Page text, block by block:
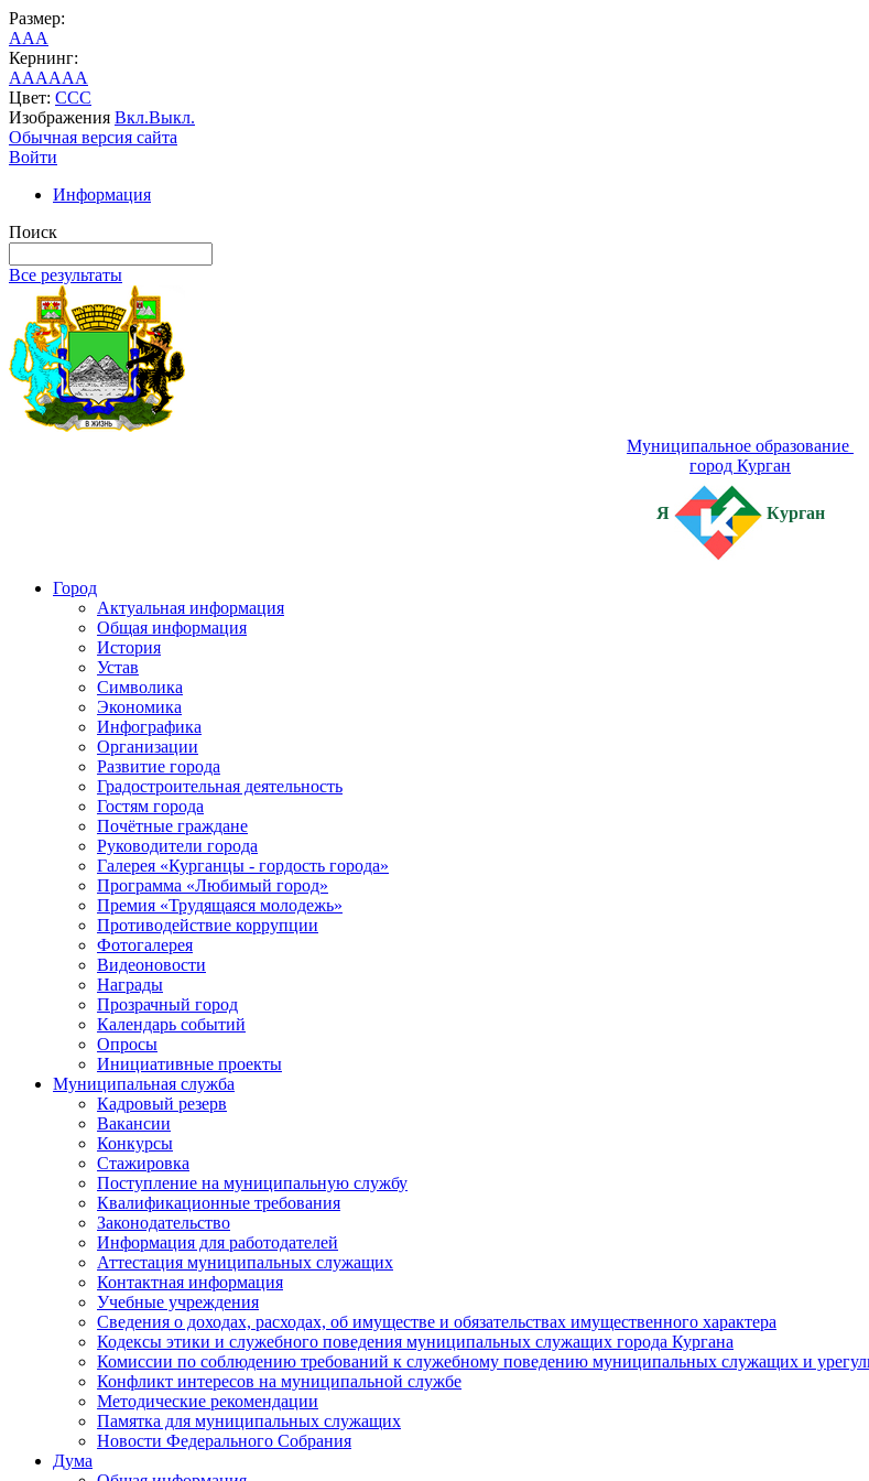
Размер:
AAA
Кернинг:
AAAAAA
Цвет: CCC
Изображения Вкл.Выкл.
Обычная версия сайта
Войти
Информация
Поиск
Все результаты
Муниципальное образование
город Курган
Я Курган
Город
Актуальная информация
Общая информация
История
Устав
Символика
Экономика
Инфографика
Организации
Развитие города
Градостроительная деятельность
Гостям города
Почётные граждане
Руководители города
Галерея «Курганцы - гордость города»
Программа «Любимый город»
Премия «Трудящаяся молодежь»
Противодействие коррупции
Фотогалерея
Видеоновости
Награды
Прозрачный город
Календарь событий
Опросы
Инициативные проекты
Муниципальная служба
Кадровый резерв
Вакансии
Конкурсы
Стажировка
Поступление на муниципальную службу
Квалификационные требования
Законодательство
Информация для работодателей
Аттестация муниципальных служащих
Контактная информация
Учебные учреждения
Сведения о доходах, расходах, об имуществе и обязательствах имущественного характера
Кодексы этики и служебного поведения муниципальных служащих города Кургана
Комиссии по соблюдению требований к служебному поведению муниципальных служащих и
Конфликт интересов на муниципальной службе
Методические рекомендации
Памятка для муниципальных служащих
Новости Федерального Cобрания
Дума